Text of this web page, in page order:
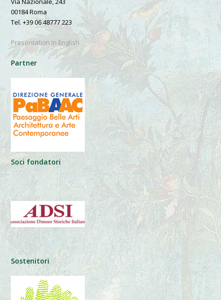
00184 Roma
Tel. +39 06 48777 223
Presentation in English
Partner
Soci fondatori
Sostenitori